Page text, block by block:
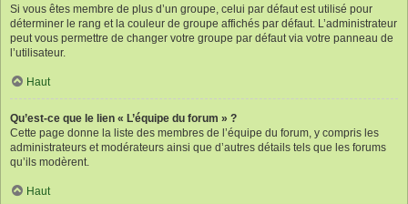
Si vous êtes membre de plus d’un groupe, celui par défaut est utilisé pour
déterminer le rang et la couleur de groupe affichés par défaut. L’administrateur
peut vous permettre de changer votre groupe par défaut via votre panneau de
l’utilisateur.
Haut
Qu’est-ce que le lien « L’équipe du forum » ?
Cette page donne la liste des membres de l’équipe du forum, y compris les
administrateurs et modérateurs ainsi que d’autres détails tels que les forums
qu’ils modèrent.
Haut